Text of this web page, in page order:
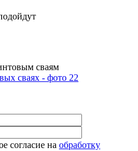
сваям
согласие на обработку